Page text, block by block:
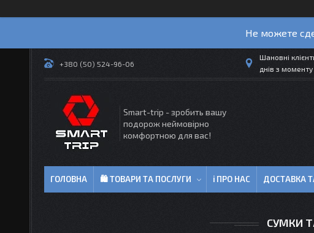
Не можете
+380 (50) 524-96-06
Шановні
днів з
Smart-trip - зробить вашу
подорож неймовірно
комфортною для вас!
ГОЛОВНА 🛍 ТОВАРИ ТА ПОСЛУГИ ℹ ПРО НАС ДОСТАВКА
СУМКИ